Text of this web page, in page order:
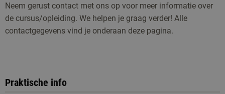
Neem gerust contact met ons op voor meer informatie over
de cursus/opleiding. We helpen je graag verder! Alle
contactgegevens vind je onderaan deze pagina.
Praktische info